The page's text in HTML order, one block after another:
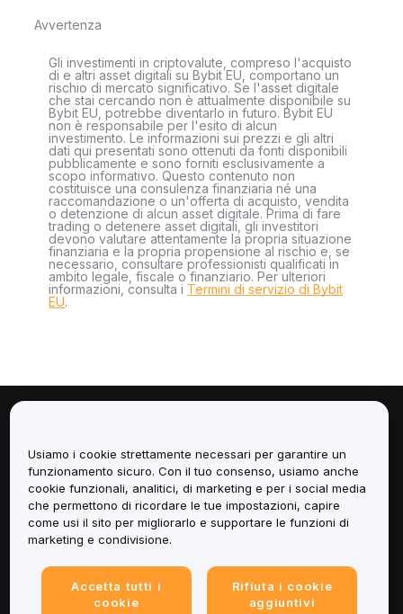
Avvertenza
Gli investimenti in criptovalute, compreso l'acquisto
di e altri asset digitali su Bybit EU, comportano un
rischio di mercato significativo. Se l'asset digitale
che stai cercando non è attualmente disponibile su
Bybit EU, potrebbe diventarlo in futuro. Bybit EU
non è responsabile per l'esito di alcun
investimento. Le informazioni sui prezzi e gli altri
dati qui presentati sono ottenuti da fonti disponibili
pubblicamente e sono forniti esclusivamente a
scopo informativo. Questo contenuto non
costituisce una consulenza finanziaria né una
raccomandazione o un'offerta di acquisto, vendita
o detenzione di alcun asset digitale. Prima di fare
trading o detenere asset digitali, gli investitori
devono valutare attentamente la propria situazione
finanziaria e la propria propensione al rischio e, se
necessario, consultare professionisti qualificati in
ambito legale, fiscale o finanziario. Per ulteriori
informazioni, consulta i Termini di servizio di Bybit
EU.
Servizi
Assistenza
Informazioni legali
Usiamo i cookie strettamente necessari per garantire un
funzionamento sicuro. Con il tuo consenso, usiamo anche
cookie funzionali, analitici, di marketing e per i social media
che permettono di ricordare le tue impostazioni, capire
come usi il sito per migliorarlo e supportare le funzioni di
marketing e condivisione.
Accetta tutti i
cookie
Rifiuta i cookie
aggiuntivi